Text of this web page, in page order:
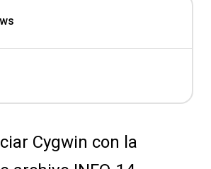
Cygwin con la